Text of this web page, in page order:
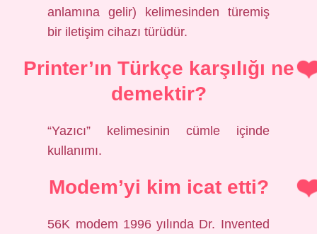
anlamına gelir) kelimesinden türemiş
bir iletişim cihazı türüdür.
Printer’ın Türkçe karşılığı ne
demektir?
“Yazıcı” kelimesinin cümle içinde
kullanımı.
Modem’yi kim icat etti?
56K modem 1996 yılında Dr. Invented